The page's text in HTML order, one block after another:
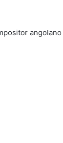
angolano